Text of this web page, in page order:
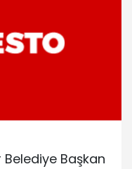
Belediye Başkan